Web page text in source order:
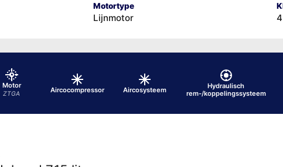
Motortype
Lijnmotor
Motor
ZTGA Aircocompressor Aircosysteem
Hydraulisch
rem-/koppelingssysteem